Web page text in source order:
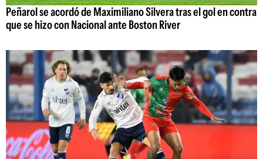
Peñarol se acordó de Maximiliano Silvera tras el gol en contra
que se hizo con Nacional ante Boston River